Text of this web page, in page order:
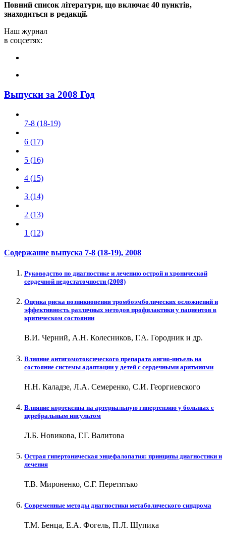
Повний список літератури, що включає 40 пунктів,
знаходиться в редакції.
Наш журнал
в соцсетях:
Выпуски за 2008 Год
7-8 (18-19)
6 (17)
5 (16)
4 (15)
3 (14)
2 (13)
1 (12)
Содержание выпуска 7-8 (18-19), 2008
Руководство по диагностике и лечению острой и хронической
сердечной недостаточности (2008)
Оценка риска возникновения тромбоэмболических осложнений и
эффективность различных методов профилактики у пациентов в
критическом состоянии
В.И. Черний, А.Н. Колесников, Г.А. Городник и др.
Влияние антигомотоксического препарата ангио-инъель на
состояние системы адаптации у детей с сердечными аритмиями
Н.Н. Каладзе, Л.А. Семеренко, С.И. Георгиевского
Влияние кортексина на артериальную гипертензию у больных с
церебральным инсультом
Л.Б. Новикова, Г.Г. Валитова
Острая гипертоническая энцефалопатия: принципы диагностики и
лечения
Т.В. Мироненко, С.Г. Перетятько
Современные методы диагностики метаболического синдрома
Т.М. Бенца, Е.А. Фогель, П.Л. Шупика